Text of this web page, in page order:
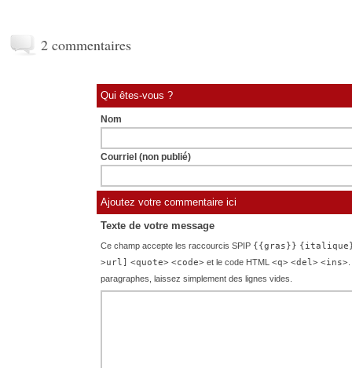
2 commentaires
Qui êtes-vous ?
Nom
Courriel (non publié)
Ajoutez votre commentaire ici
Texte de votre message
Ce champ accepte les raccourcis SPIP {{gras}}
>url] <quote> <code>et le code HTML <q> <del> <ins>.
paragraphes, laissez simplement des lignes vides.